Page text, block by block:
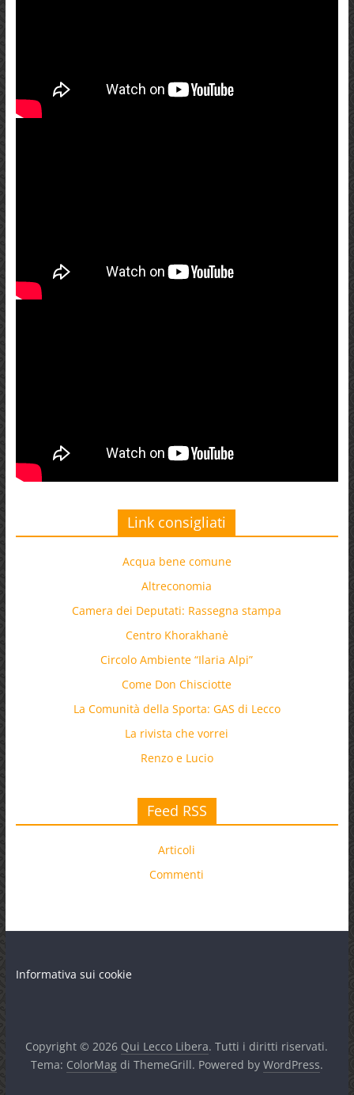
Link consigliati
Acqua bene comune
Altreconomia
Camera dei Deputati: Rassegna stampa
Centro Khorakhanè
Circolo Ambiente “Ilaria Alpi”
Come Don Chisciotte
La Comunità della Sporta: GAS di Lecco
La rivista che vorrei
Renzo e Lucio
Feed RSS
Articoli
Commenti
Informativa sui cookie
Copyright © 2026 Qui Lecco Libera. Tutti i diritti riservati.
Tema: ColorMagdi ThemeGrill. Powered by WordPress.